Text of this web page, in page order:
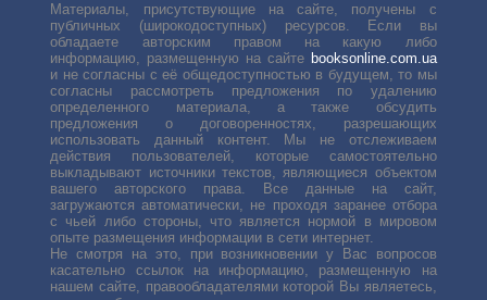
Материалы, присутствующие на сайте, получены с
публичных (широкодоступных) ресурсов. Если вы
обладаете авторским правом на какую либо
информацию, размещенную на сайте booksonline.com.ua
и не согласны с её общедоступностью в будущем, то мы
согласны рассмотреть предложения по удалению
определенного материала, а также обсудить
предложения о договоренностях, разрешающих
использовать данный контент. Мы не отслеживаем
действия пользователей, которые самостоятельно
выкладывают источники текстов, являющиеся объектом
вашего авторского права. Все данные на сайт,
загружаются автоматически, не проходя заранее отбора
с чьей либо стороны, что является нормой в мировом
опыте размещения информации в сети интернет.
Не смотря на это, при возникновении у Вас вопросов
касательно ссылок на информацию, размещенную на
нашем сайте, правообладателями которой Вы являетесь,